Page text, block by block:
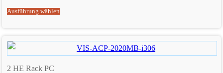
Ausführung wählen
2 HE Rack PC